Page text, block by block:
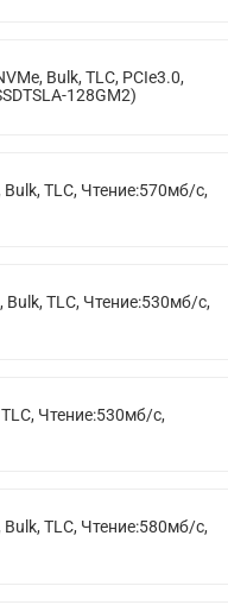
Bulk, TLC, PCIe3.0,
128GM2)
Bulk, TLC, Чтение:570мб/с,
Bulk, TLC, Чтение:530мб/с,
Чтение:530мб/с,
Bulk, TLC, Чтение:580мб/с,